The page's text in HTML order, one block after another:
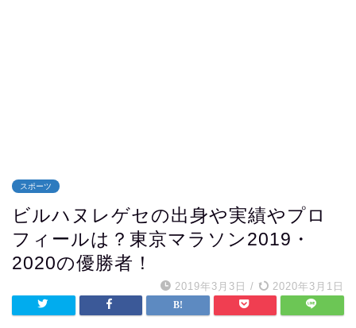
スポーツ
ビルハヌレゲセの出身や実績やプロ
フィールは？東京マラソン2019・
2020の優勝者！
2019年3月3日 / 2020年3月1日